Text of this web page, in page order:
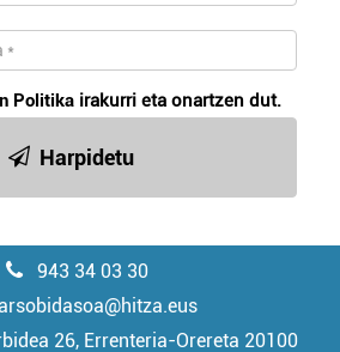
Politika irakurri eta onartzen dut.
Harpidetu
943 34 03 30
26, Errenteria-Orereta 20100